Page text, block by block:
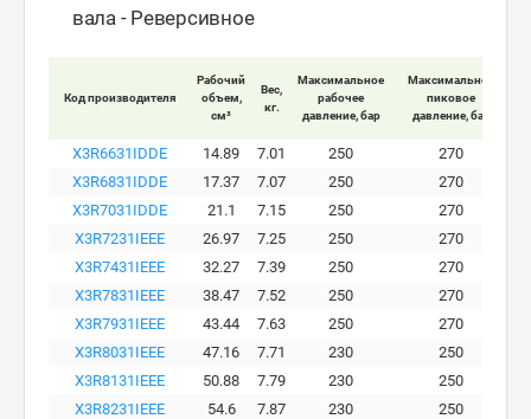
вала - Реверсивное
Код производителя
Рабочий
объем,
см³
Вес,
кг.
Максимальное
рабочее
давление, бар
Максимальное
пиковое
давление, бар
X3R6631IDDE 14.89 7.01 250
270
X3R6831IDDE
17.37 7.07 250
270
X3R7031IDDE
21.1 7.15 250
270
X3R7231IEEE
26.97 7.25 250
270
X3R7431IEEE
32.27 7.39 250
270
X3R7831IEEE
38.47 7.52 250
270
X3R7931IEEE
43.44 7.63 250
270
X3R8031IEEE
47.16 7.71 230
250
X3R8131IEEE
50.88 7.79 230
250
X3R8231IEEE
54.6 7.87 230
250